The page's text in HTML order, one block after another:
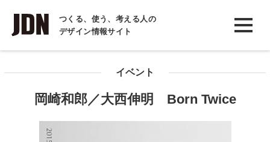
つくる、使う、考える人の
デザイン情報サイト
INTERVIEW
インタビュー
コラム
イベント
岡崎和郎／大西伸明 Born Twice